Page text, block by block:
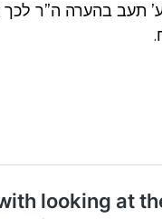
תעב בהערה ה”ר